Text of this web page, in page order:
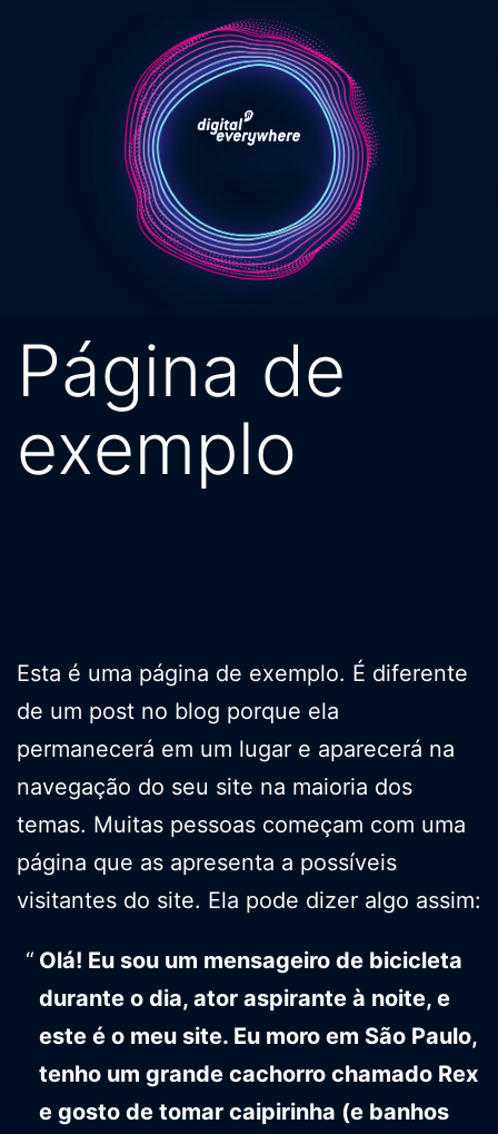
Página de
exemplo
Esta é uma página de exemplo. É diferente
de um post no blog porque ela
permanecerá em um lugar e aparecerá na
navegação do seu site na maioria dos
temas. Muitas pessoas começam com uma
página que as apresenta a possíveis
visitantes do site. Ela pode dizer algo assim:
Olá! Eu sou um mensageiro de bicicleta
durante o dia, ator aspirante à noite, e
este é o meu site. Eu moro em São Paulo,
tenho um grande cachorro chamado Rex
e gosto de tomar caipirinha (e banhos